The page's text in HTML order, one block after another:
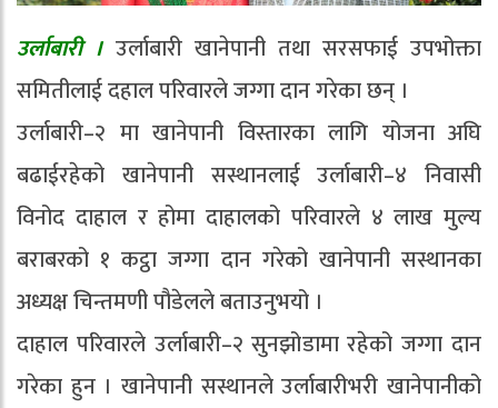
उर्लाबारी ।उर्लाबारी खानेपानी तथा सरसफाई उपभोक्ता
समितीलाई दहाल परिवारले जग्गा दान गरेका छन् ।
उर्लाबारी–२ मा खानेपानी विस्तारका लागि योजना अघि
बढाईरहेको खानेपानी सस्थानलाई उर्लाबारी–४ निवासी
विनोद दाहाल र होमा दाहालको परिवारले ४ लाख मुल्य
बराबरको १ कट्ठा जग्गा दान गरेको खानेपानी सस्थानका
अध्यक्ष चिन्तमणी पौडेलले बताउनुभयो ।
दाहाल परिवारले उर्लाबारी–२ सुनझोडामा रहेको जग्गा दान
गरेका हुन । खानेपानी सस्थानले उर्लाबारीभरी खानेपानीको